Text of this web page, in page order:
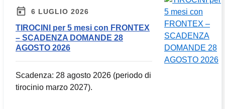
6 LUGLIO 2026
TIROCINI per 5 mesi con FRONTEX
– SCADENZA DOMANDE 28
AGOSTO 2026
Scadenza: 28 agosto 2026 (periodo di
tirocinio marzo 2027).